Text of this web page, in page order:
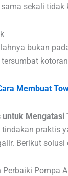
sekali tidak
bukan
tersumbat
Membuat
Mengatasi
tindakan praktis
Berikut
Perbaiki Pompa